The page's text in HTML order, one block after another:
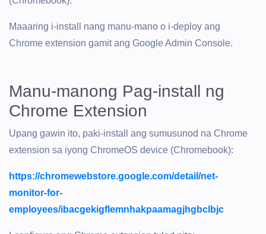
Maaaring i-install nang manu-mano o i-deploy ang
Chrome extension gamit ang Google Admin Console.
Manu-manong Pag-install ng
Chrome Extension
Upang gawin ito, paki-install ang sumusunod na Chrome
extension sa iyong ChromeOS device (Chromebook):
https://chromewebstore.google.com/detail/net-
monitor-for-
employees/ibacgekigflemnhakpaamagjhgbclbjc